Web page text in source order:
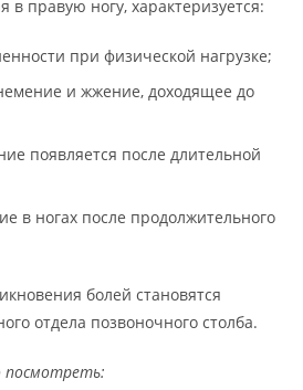
правую ногу, характеризуется:
при физической нагрузке;
и жжение, доходящее до
появляется после длительной
в ногах после продолжительного
болей становятся
отдела позвоночного столба.
посмотреть: